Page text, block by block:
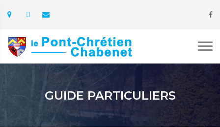
GUIDE PARTICULIERS